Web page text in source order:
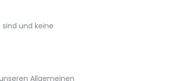
und keine
Allgemeinen